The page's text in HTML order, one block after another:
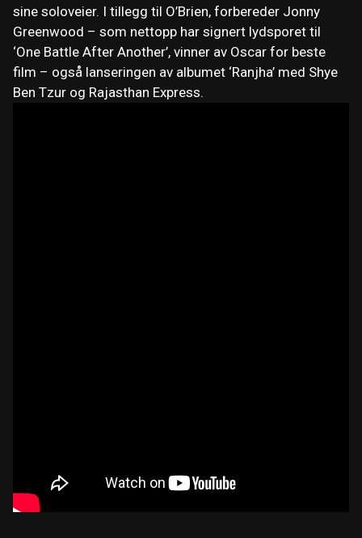
sine soloveier. I tillegg til O’Brien, forbereder Jonny
Greenwood – som nettopp har signert lydsporet til
‘One Battle After Another’, vinner av Oscar for beste
film – også lanseringen av albumet ‘Ranjha’ med Shye
Ben Tzur og Rajasthan Express.